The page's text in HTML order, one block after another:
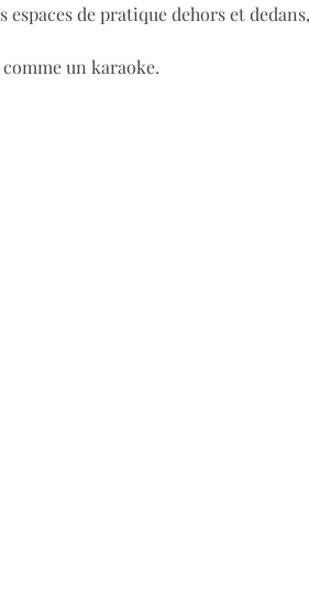
espaces de pratique dehors et
un karaoke.